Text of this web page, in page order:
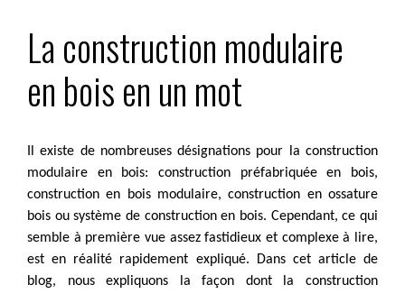
La construction modulaire
en bois en un mot
Il existe de nombreuses désignations pour la construction
modulaire en bois: construction préfabriquée en bois,
construction en bois modulaire, construction en ossature
bois ou système de construction en bois. Cependant, ce qui
semble à première vue assez fastidieux et complexe à lire,
est en réalité rapidement expliqué. Dans cet article de
blog, nous expliquons la façon dont la construction